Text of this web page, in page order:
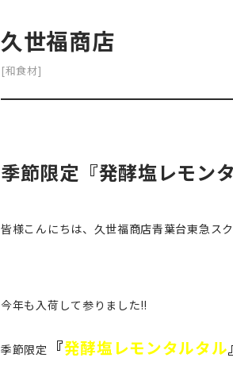
久世福商店
[和食材]
季節限定『発酵塩レモン
皆様こんにちは、久世福商店青葉台東急ス
今年も入荷して参りました‼
季節限定 『発酵塩レモンタルタル